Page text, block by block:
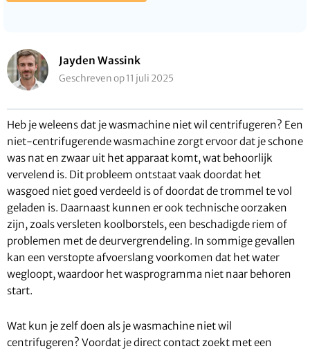
Jayden Wassink
Geschreven op 11 juli 2025
Heb je weleens dat je wasmachine niet wil centrifugeren? Een
niet-centrifugerende wasmachine zorgt ervoor dat je schone
was nat en zwaar uit het apparaat komt, wat behoorlijk
vervelend is. Dit probleem ontstaat vaak doordat het
wasgoed niet goed verdeeld is of doordat de trommel te vol
geladen is. Daarnaast kunnen er ook technische oorzaken
zijn, zoals versleten koolborstels, een beschadigde riem of
problemen met de deurvergrendeling. In sommige gevallen
kan een verstopte afvoerslang voorkomen dat het water
wegloopt, waardoor het wasprogramma niet naar behoren
start.
Wat kun je zelf doen als je wasmachine niet wil
centrifugeren? Voordat je direct contact zoekt met een